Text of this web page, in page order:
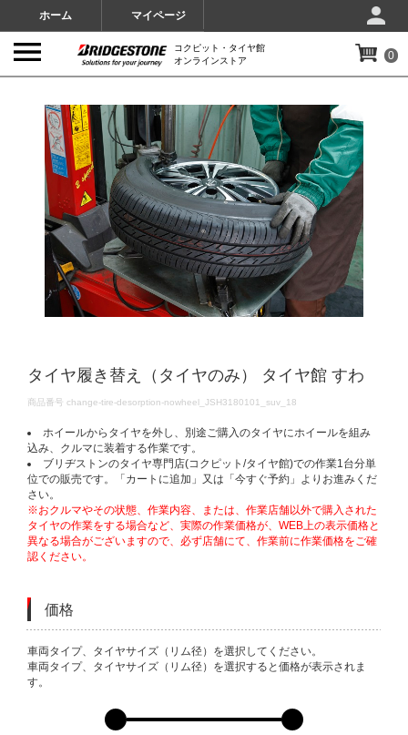
ホーム マイページ
コクピット・タイヤ館
オンラインストア
0
タイヤ履き替え（タイヤのみ） タイヤ館 すわ
DETAILS
商品番号 change-tire-desorption-nowheel_JSH3180101_suv_18
ホイールからタイヤを外し、別途ご購入のタイヤにホイールを組み
込み、クルマに装着する作業です。
ブリヂストンのタイヤ専門店(コクピット/タイヤ館)での作業1台分単
位での販売です。「カートに追加」又は「今すぐ予約」よりお進みくだ
さい。
※おクルマやその状態、作業内容、または、作業店舗以外で購入された
タイヤの作業をする場合など、実際の作業価格が、WEB上の表示価格と
異なる場合がございますので、必ず店舗にて、作業前に作業価格をご確
認ください。
価格
VARIATIONS
車両タイプ、タイヤサイズ（リム径）を選択してください。
車両タイプ、タイヤサイズ（リム径）を選択すると価格が表示されま
す。